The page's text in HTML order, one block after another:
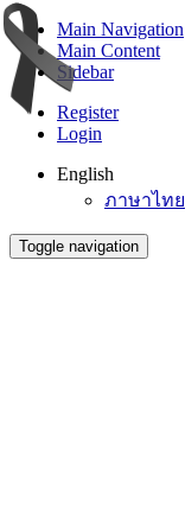
Main Navigation
Main Content
Sidebar
Register
Login
English
ภาษาไทย
Toggle navigation